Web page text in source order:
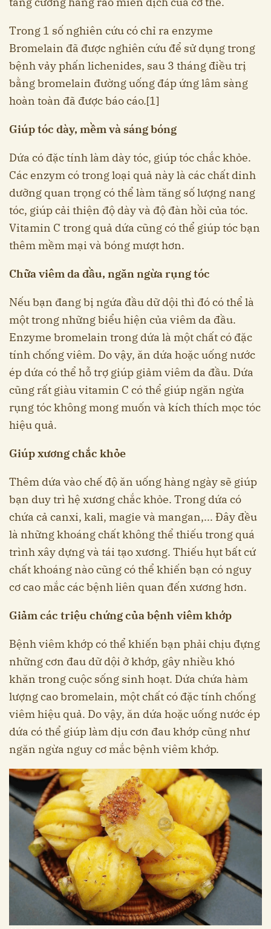
Trong 1 số nghiên cứu có chỉ ra enzyme
Bromelain đã được nghiên cứu để sử dụng trong
bệnh vảy phấn lichenides, sau 3 tháng điều trị
bằng bromelain đường uống đáp ứng lâm sàng
hoàn toàn đã được báo cáo.[1]
Giúp tóc dày, mềm và sáng bóng
Dứa có đặc tính làm dày tóc, giúp tóc chắc khỏe.
Các enzym có trong loại quả này là các chất dinh
dưỡng quan trọng có thể làm tăng số lượng nang
tóc, giúp cải thiện độ dày và độ đàn hồi của tóc.
Vitamin C trong quả dứa cũng có thể giúp tóc bạn
thêm mềm mại và bóng mượt hơn.
Chữa viêm da đầu, ngăn ngừa rụng tóc
Nếu bạn đang bị ngứa đầu dữ dội thì đó có thể là
một trong những biểu hiện của viêm da đầu.
Enzyme bromelain trong dứa là một chất có đặc
tính chống viêm. Do vậy, ăn dứa hoặc uống nước
ép dứa có thể hỗ trợ giúp giảm viêm da đầu. Dứa
cũng rất giàu vitamin C có thể giúp ngăn ngừa
rụng tóc không mong muốn và kích thích mọc tóc
hiệu quả.
Giúp xương chắc khỏe
Thêm dứa vào chế độ ăn uống hàng ngày sẽ giúp
bạn duy trì hệ xương chắc khỏe. Trong dứa có
chứa cả canxi, kali, magie và mangan,... Đây đều
là những khoáng chất không thể thiếu trong quá
trình xây dựng và tái tạo xương. Thiếu hụt bất cứ
chất khoáng nào cũng có thể khiến bạn có nguy
cơ cao mắc các bệnh liên quan đến xương hơn.
Giảm các triệu chứng của bệnh viêm khớp
Bệnh viêm khớp có thể khiến bạn phải chịu đựng
những cơn đau dữ dội ở khớp, gây nhiều khó
khăn trong cuộc sống sinh hoạt. Dứa chứa hàm
lượng cao bromelain, một chất có đặc tính chống
viêm hiệu quả. Do vậy, ăn dứa hoặc uống nước ép
dứa có thể giúp làm dịu cơn đau khớp cũng như
ngăn ngừa nguy cơ mắc bệnh viêm khớp.